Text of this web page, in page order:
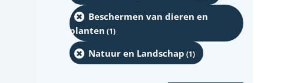
Beschermen van dieren en
planten (1)
Natuur en Landschap (1)